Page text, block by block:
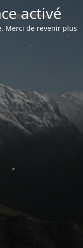
activé
Merci de revenir plus